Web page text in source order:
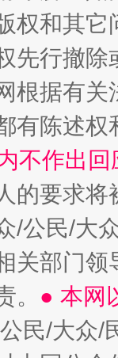
权和其它
先行撤
根据有
有陈述
不作出
的要求将
/公民/大
关部门
。 ● 本网
民/大众